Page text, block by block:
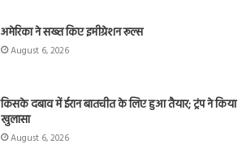
अमेरिका ने सख्त किए इमीग्रेशन रूल्स
August 6, 2026
किसके दबाव में ईरान बातचीत के लिए हुआ तैयार; ट्रंप ने किया
खुलासा
August 6, 2026